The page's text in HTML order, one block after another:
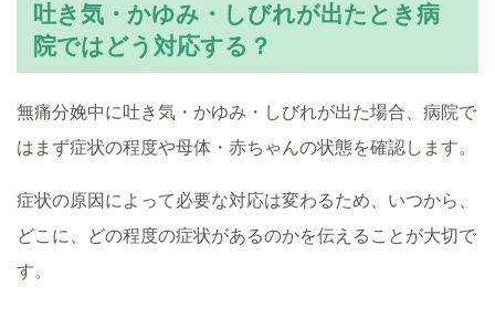
吐き気・かゆみ・しびれが出たとき病
院ではどう対応する？
無痛分娩中に吐き気・かゆみ・しびれが出た場合、病院で
はまず症状の程度や母体・赤ちゃんの状態を確認します。
症状の原因によって必要な対応は変わるため、いつから、
どこに、どの程度の症状があるのかを伝えることが大切で
す。